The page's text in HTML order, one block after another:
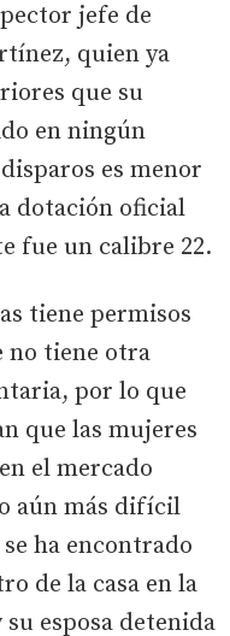
jefe de
quien ya
que su
en ningún
es menor
dotación oficial
fue un calibre 22.
tiene permisos
no tiene otra
por lo que
que las mujeres
el mercado
aún más difícil
ha encontrado
de la casa en la
esposa detenida